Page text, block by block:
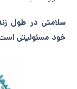
سلامتی در طول
خود مسئولیتی